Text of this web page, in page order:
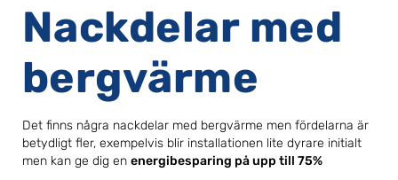
Nackdelar med
bergvärme
Det finns några nackdelar med bergvärme men fördelarna är
betydligt fler, exempelvis blir installationen lite dyrare initialt
men kan ge dig en energibesparing på upp till 75%